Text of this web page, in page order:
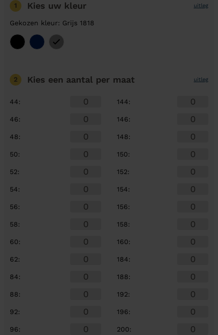
1 Kies uw kleur uitleg
Gekozen kleur: Grijs 1818
2 Kies een aantal per maat uitleg
44:
46:
48:
50:
52:
54:
56:
58:
60:
62:
84:
88:
92:
96:
144:
146:
148:
150:
152:
154:
156:
158:
160:
184:
188:
192:
196:
200: